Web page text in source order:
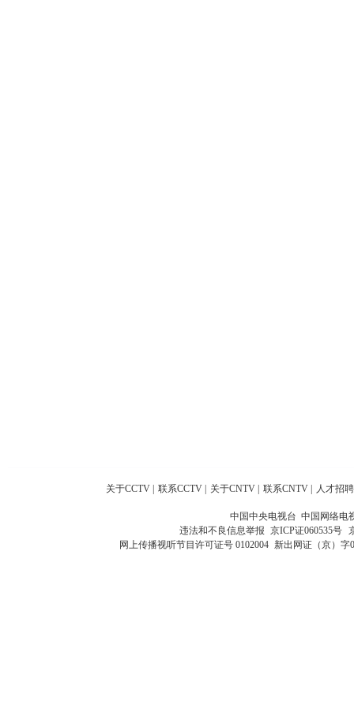
关于CCTV 联系CCTV 关于CNTV 联系CNTV 人才招聘
中国中央电视台 中国网络电
违法和不良信息举报 京ICP证060535号
网上传播视听节目许可证号 0102004 新出网证（京）